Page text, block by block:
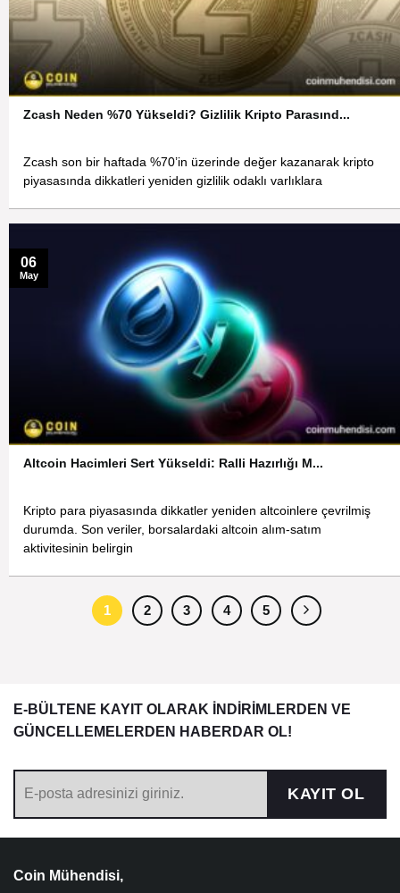
Zcash Neden %70 Yükseldi? Gizlilik Kripto Parasınd...
Zcash son bir haftada %70’in üzerinde değer kazanarak kripto
piyasasında dikkatleri yeniden gizlilik odaklı varlıklara
Altcoin Hacimleri Sert Yükseldi: Ralli Hazırlığı M...
Kripto para piyasasında dikkatler yeniden altcoinlere çevrilmiş
durumda. Son veriler, borsalardaki altcoin alım-satım
aktivitesinin belirgin
06
May
1 2 3 4 5
E-BÜLTENE KAYIT OLARAK İNDİRİMLERDEN VE
GÜNCELLEMELERDEN HABERDAR OL!
KAYIT OL
Coin Mühendisi,